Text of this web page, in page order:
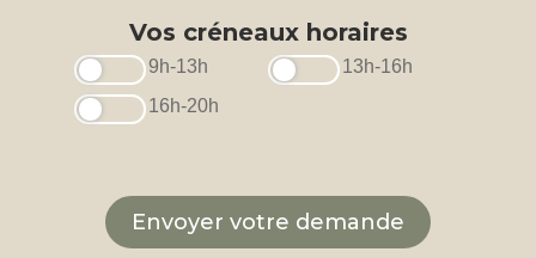
Vos créneaux horaires
9h-13h
13h-16h
16h-20h